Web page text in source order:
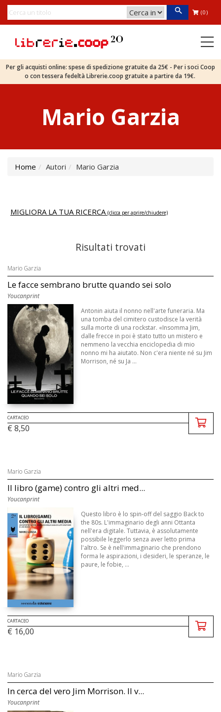
(0)
Per gli acquisti online: spese di spedizione gratuite da 25€ - Per i soci Coop
o con tessera fedeltà Librerie.coop gratuite a partire da 19€.
Mario Garzia
Home Autori Mario Garzia
MIGLIORA LA TUA RICERCA (clicca per aprire/chiudere)
Risultati trovati
Mario Garzia
Le facce sembrano brutte quando sei solo
Youcanprint
Antonin aiuta il nonno nell'arte funeraria. Ma
una tomba del cimitero custodisce la verità
sulla morte di una rockstar. «Insomma Jim,
dalle frecce in poi è stato tutto un mistero e
nemmeno la vecchia enciclopedia di mio
nonno mi ha aiutato. Non c'era niente né su Jim
Morrison, né su Ja ...
CARTACEO
€ 8,50
Mario Garzia
Il libro (game) contro gli altri med...
Youcanprint
Questo libro è lo spin-off del saggio Back to
the 80s. L'immaginario degli anni Ottanta
nell'era digitale. Tuttavia, è assolutamente
possibile leggerlo senza aver letto prima
l'altro. Se è nell'immaginario che prendono
forma le aspirazioni, i desideri, le speranze, le
paure, le fobie, ...
CARTACEO
€ 16,00
Mario Garzia
In cerca del vero Jim Morrison. Il v...
Youcanprint